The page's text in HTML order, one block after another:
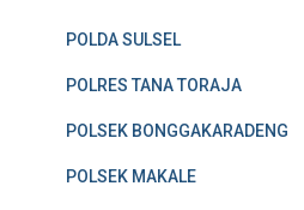
POLDA SULSEL
POLRES TANA TORAJA
POLSEK BONGGAKARADENG
POLSEK MAKALE